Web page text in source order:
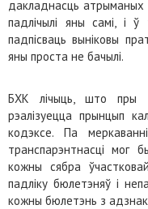
дакладнасць атрыманых
падлічылі яны самі, і
падпісваць выніковы
яны проста не бачылі.
БХК лічыць, што пры
рэалізуецца прынцып
кодэксе. Па
транспарэнтнасці мог
кожны сябра
падліку бюлетэняў і
кожны бюлетэнь з